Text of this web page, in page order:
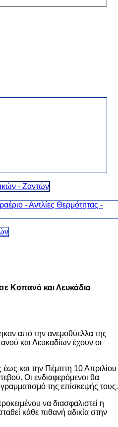
Κοπανό και Λευκάδια
από την ανεμοθύελλα της
και Λευκαδίων έχουν οι
έως και την Πέμπτη 10 Απριλίου
Οι ενδιαφερόμενοι θα
της επίσκεψής τους.
να διασφαλιστεί η
κάθε πιθανή αδικία στην